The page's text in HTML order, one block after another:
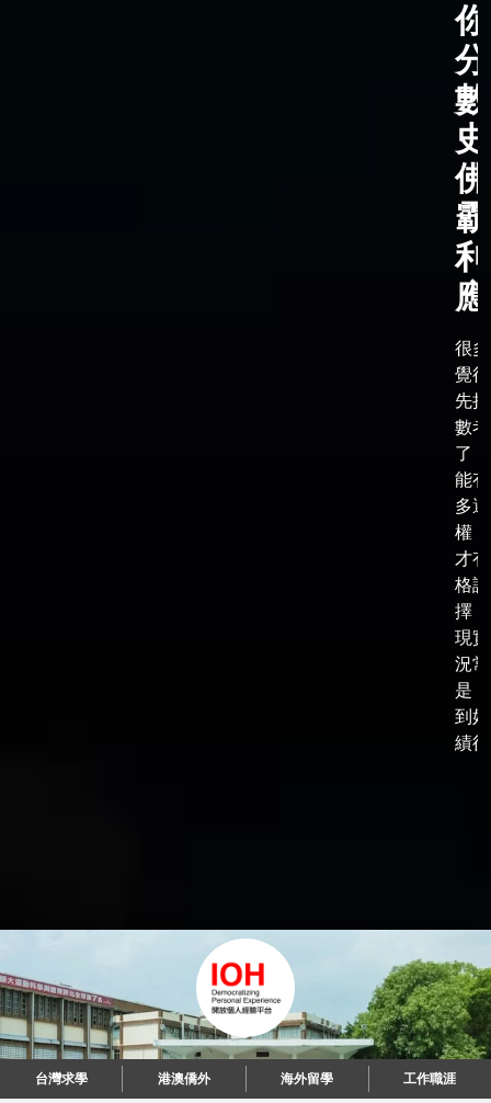
台灣求學 港澳僑外 海外留學 工作職涯
分
應
很
覺
先
數
了
能
多
權
才
格
擇
現
況常
是
到
績